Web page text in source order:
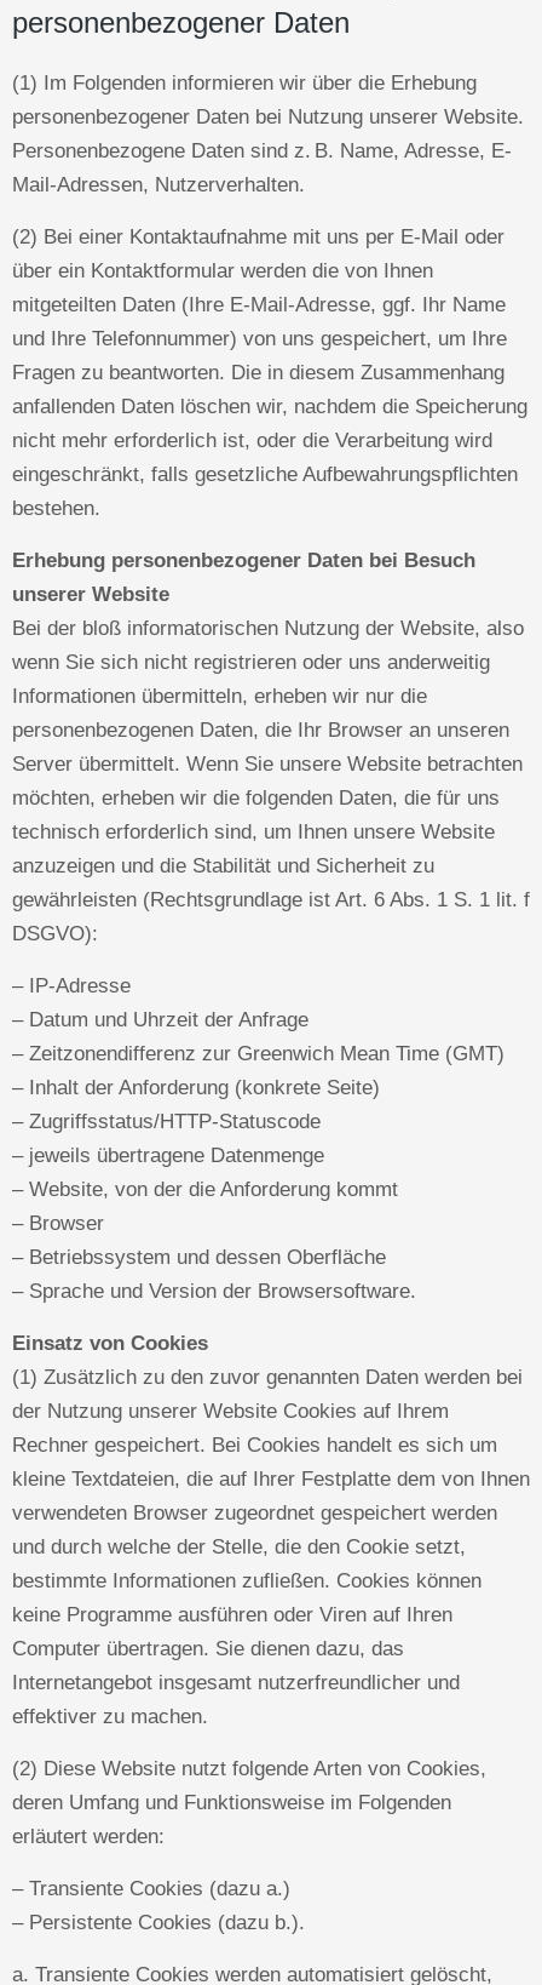
personenbezogener Daten
(1) Im Folgenden informieren wir über die Erhebung
personenbezogener Daten bei Nutzung unserer Website.
Personenbezogene Daten sind z. B. Name, Adresse, E-
Mail-Adressen, Nutzerverhalten.
(2) Bei einer Kontaktaufnahme mit uns per E-Mail oder
über ein Kontaktformular werden die von Ihnen
mitgeteilten Daten (Ihre E-Mail-Adresse, ggf. Ihr Name
und Ihre Telefonnummer) von uns gespeichert, um Ihre
Fragen zu beantworten. Die in diesem Zusammenhang
anfallenden Daten löschen wir, nachdem die Speicherung
nicht mehr erforderlich ist, oder die Verarbeitung wird
eingeschränkt, falls gesetzliche Aufbewahrungspflichten
bestehen.
Erhebung personenbezogener Daten bei Besuch
unserer Website
Bei der bloß informatorischen Nutzung der Website, also
wenn Sie sich nicht registrieren oder uns anderweitig
Informationen übermitteln, erheben wir nur die
personenbezogenen Daten, die Ihr Browser an unseren
Server übermittelt. Wenn Sie unsere Website betrachten
möchten, erheben wir die folgenden Daten, die für uns
technisch erforderlich sind, um Ihnen unsere Website
anzuzeigen und die Stabilität und Sicherheit zu
gewährleisten (Rechtsgrundlage ist Art. 6 Abs. 1 S. 1 lit. f
DSGVO):
– IP-Adresse
– Datum und Uhrzeit der Anfrage
– Zeitzonendifferenz zur Greenwich Mean Time (GMT)
– Inhalt der Anforderung (konkrete Seite)
– Zugriffsstatus/HTTP-Statuscode
– jeweils übertragene Datenmenge
– Website, von der die Anforderung kommt
– Browser
– Betriebssystem und dessen Oberfläche
– Sprache und Version der Browsersoftware.
Einsatz von Cookies
(1) Zusätzlich zu den zuvor genannten Daten werden bei
der Nutzung unserer Website Cookies auf Ihrem
Rechner gespeichert. Bei Cookies handelt es sich um
kleine Textdateien, die auf Ihrer Festplatte dem von Ihnen
verwendeten Browser zugeordnet gespeichert werden
und durch welche der Stelle, die den Cookie setzt,
bestimmte Informationen zufließen. Cookies können
keine Programme ausführen oder Viren auf Ihren
Computer übertragen. Sie dienen dazu, das
Internetangebot insgesamt nutzerfreundlicher und
effektiver zu machen.
(2) Diese Website nutzt folgende Arten von Cookies,
deren Umfang und Funktionsweise im Folgenden
erläutert werden:
– Transiente Cookies (dazu a.)
– Persistente Cookies (dazu b.).
a. Transiente Cookies werden automatisiert gelöscht,